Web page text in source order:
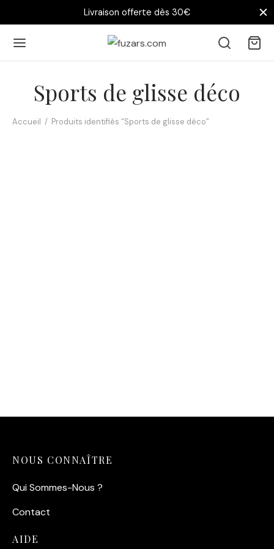
Livraison offerte dès 30€
Sports de glisse déco
Accueil / Produits identifiés “Sports de glisse déco”
NOUS CONNAÎTRE
Qui Sommes-Nous ?
Contact
AIDE